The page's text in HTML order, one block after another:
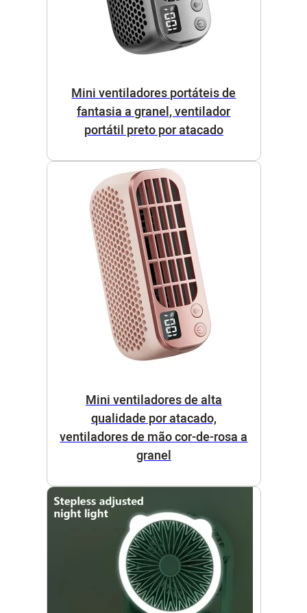
Mini ventiladores portáteis de
fantasia a granel, ventilador
portátil preto por atacado
Mini ventiladores de alta
qualidade por atacado,
ventiladores de mão cor-de-rosa a
granel